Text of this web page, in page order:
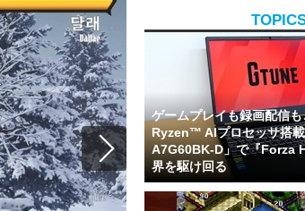
ゲームプレイも録画配信
Ryzen™ AIプロセッサ搭
A7G60BK-D」で『Forza
界を駆け回る